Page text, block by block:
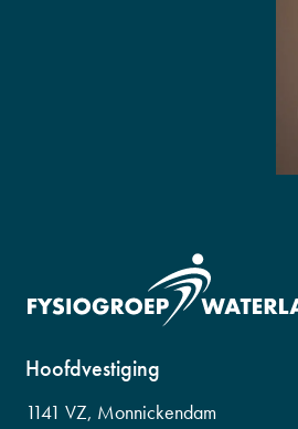
Hoofdvestiging
1141 VZ, Monnickendam